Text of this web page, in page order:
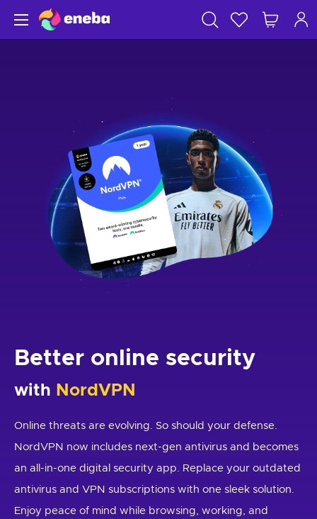
Better online security
with NordVPN
Online threats are evolving. So should your defense.
NordVPN now includes next-gen antivirus and becomes
an all-in-one digital security app. Replace your outdated
antivirus and VPN subscriptions with one sleek solution.
Enjoy peace of mind while browsing, working, and